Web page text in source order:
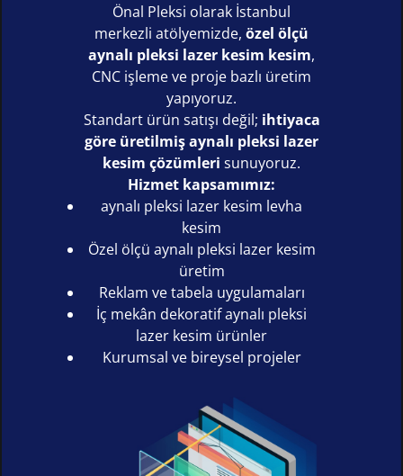
Önal Pleksi olarak İstanbul
merkezli atölyemizde, özel ölçü
aynalı pleksi lazer kesim kesim,
CNC işleme ve proje bazlı üretim
yapıyoruz.
Standart ürün satışı değil; ihtiyaca
göre üretilmiş aynalı pleksi lazer
kesim çözümleri sunuyoruz.
Hizmet kapsamımız:
aynalı pleksi lazer kesim levha
kesim
Özel ölçü aynalı pleksi lazer kesim
üretim
Reklam ve tabela uygulamaları
İç mekân dekoratif aynalı pleksi
lazer kesim ürünler
Kurumsal ve bireysel projeler